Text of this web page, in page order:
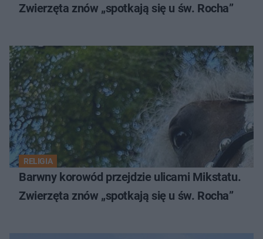
Zwierzęta znów „spotkają się u św. Rocha”
RELIGIA
Barwny korowód przejdzie ulicami Mikstatu.
Zwierzęta znów „spotkają się u św. Rocha”